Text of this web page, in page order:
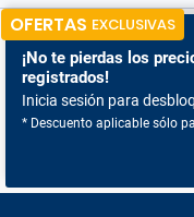
OFERTAS EXCLUSIVAS
¡No te pierdas los
registrados!
Inicia sesión para
* Descuento aplicable sólo